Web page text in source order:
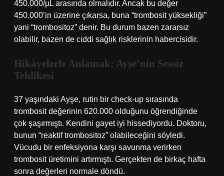
450.000/µL arasında olmalıdır. Ancak bu değer
450.000’in üzerine çıkarsa, buna “trombosit yüksekliği”
yani “trombositoz” denir. Bu durum bazen zararsız
olabilir, bazen de ciddi sağlık risklerinin habercisidir.
Hikâyelerle Anlamak: Ayşe’nin Sessiz
Tehlikesi
37 yaşındaki Ayşe, rutin bir check-up sırasında
trombosit değerinin 620.000 olduğunu öğrendiğinde
çok şaşırmıştı. Kendini gayet iyi hissediyordu. Doktoru,
bunun “reaktif trombositoz” olabileceğini söyledi.
Vücudu bir enfeksiyona karşı savunma verirken
trombosit üretimini artırmıştı. Gerçekten de birkaç hafta
sonra değerleri normale döndü.